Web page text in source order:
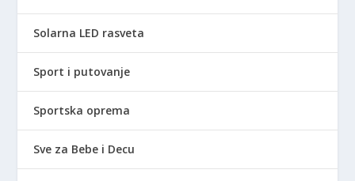
Solarna LED rasveta
Sport i putovanje
Sportska oprema
Sve za Bebe i Decu